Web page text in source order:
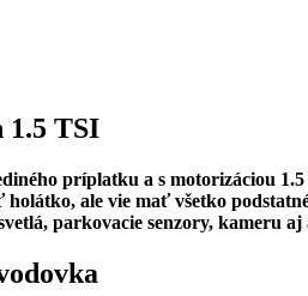
1.5 TSI
príplatku a s motorizáciou
ale vie mať všetko
parkovacie senzory, kameru